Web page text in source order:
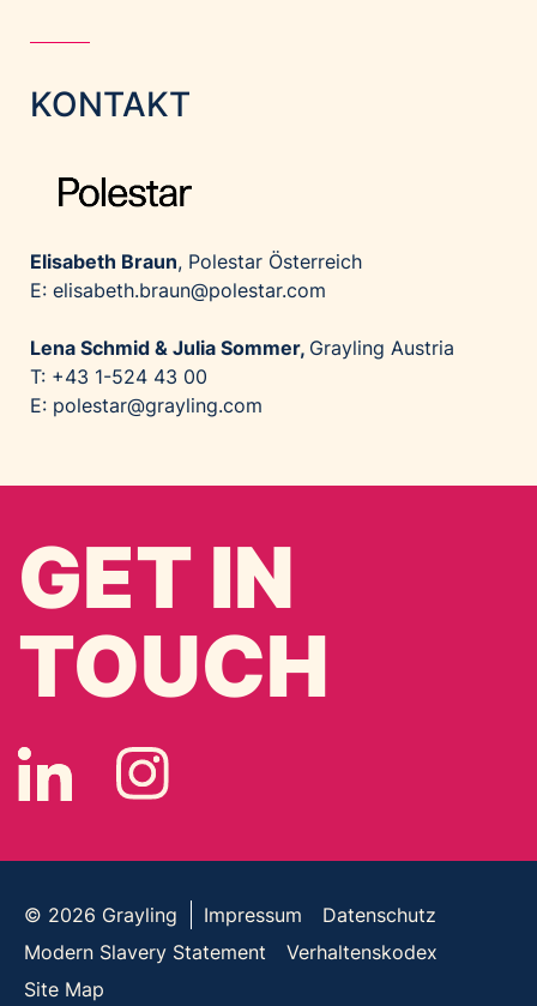
KONTAKT
Elisabeth Braun, Polestar Österreich
E: elisabeth.braun@polestar.com
Lena Schmid & Julia Sommer, Grayling Austria
T: +43 1-524 43 00
E: polestar@grayling.com
GET IN
TOUCH
© 2026 Grayling Impressum
Datenschutz
Modern Slavery Statement
Verhaltenskodex
Site Map